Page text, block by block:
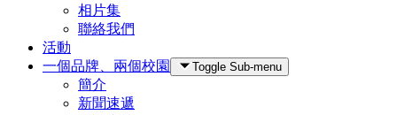
相片集
聯絡我們
活動
一個品牌、兩個校園
Toggle Sub-menu
簡介
新聞速遞